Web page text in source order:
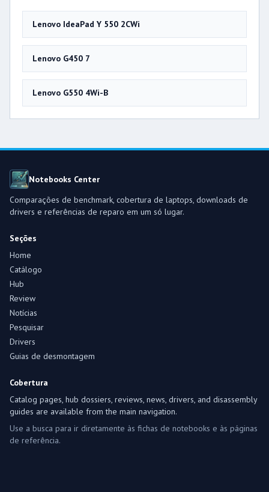
Lenovo IdeaPad Y 550 2CWi
Lenovo G450 7
Lenovo G550 4Wi-B
Notebooks Center
Comparações de benchmark, cobertura de laptops, downloads de
drivers e referências de reparo em um só lugar.
Seções
Home
Catálogo
Hub
Review
Notícias
Pesquisar
Drivers
Guias de desmontagem
Cobertura
Catalog pages, hub dossiers, reviews, news, drivers, and disassembly
guides are available from the main navigation.
Use a busca para ir diretamente às fichas de notebooks e às páginas
de referência.